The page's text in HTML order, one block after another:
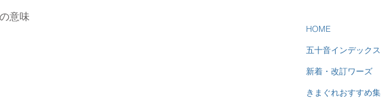
意味
HOME
五十音インデックス
新着・改訂ワーズ
きまぐれおすすめ集